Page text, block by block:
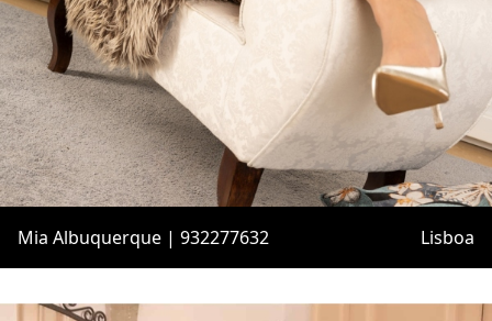
Mia Albuquerque | 932277632 Lisboa